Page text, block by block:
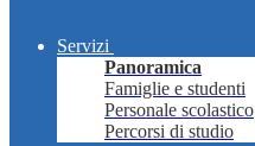
Servizi
Panoramica
Famiglie e studenti
Personale scolastico
Percorsi di studio